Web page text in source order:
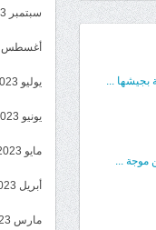
بجيشها ...
موجة ...
سبتمبر 2023
أغسطس 2023
يوليو 2023
يونيو 2023
مايو 2023
أبريل 2023
مارس 2023